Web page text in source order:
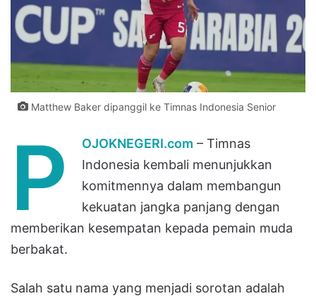
Matthew Baker dipanggil ke Timnas Indonesia Senior
P OJOKNEGERI.com – Timnas
Indonesia kembali menunjukkan
komitmennya dalam membangun
kekuatan jangka panjang dengan
memberikan kesempatan kepada pemain muda
berbakat.
Salah satu nama yang menjadi sorotan adalah